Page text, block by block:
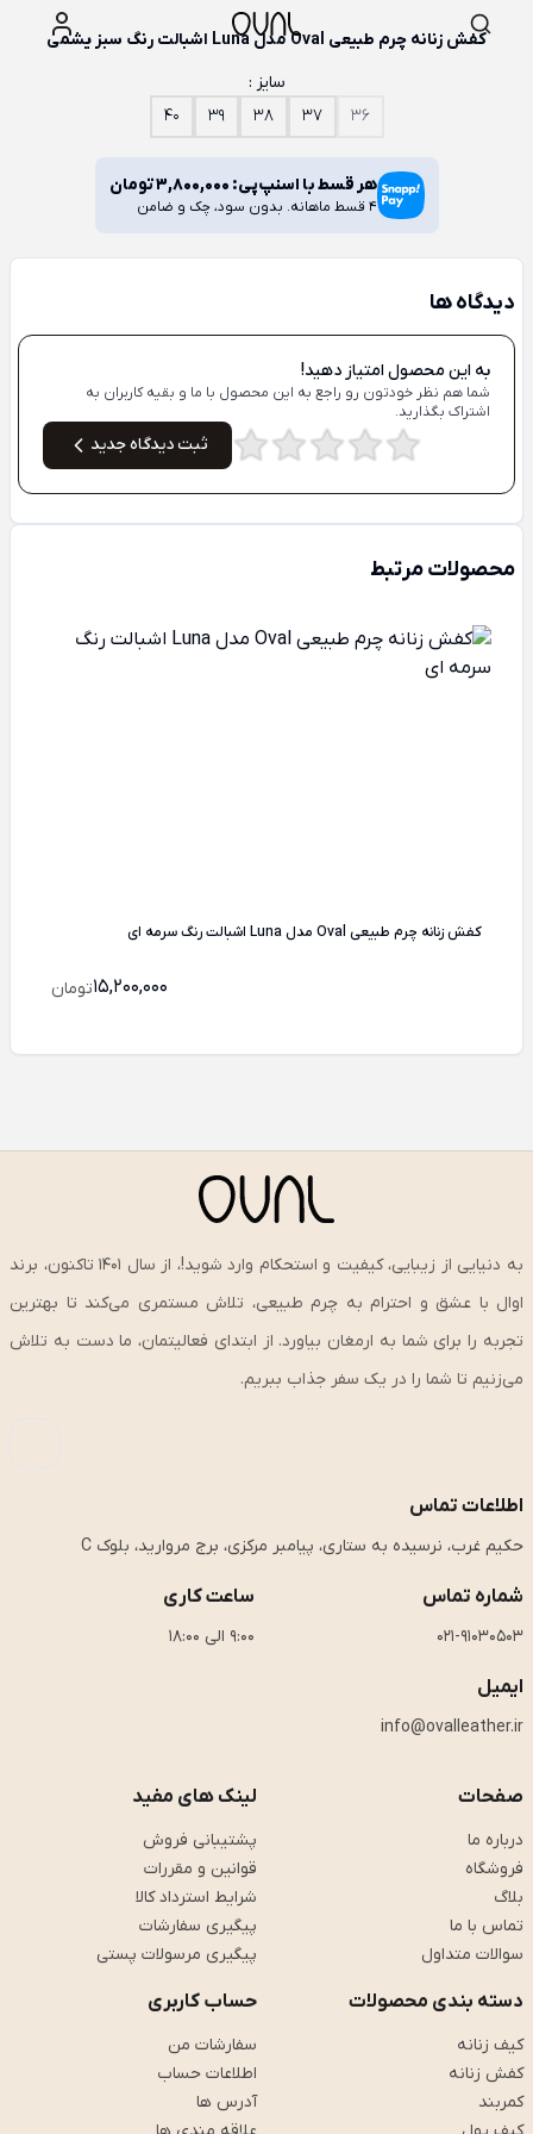
کفش زنانه چرم طبیعی Oval مدل Luna اشبالت رنگ سبز یشمی
سایز :
36
37
38
39
40
هر قسط با اسنپ‌پی: 3,800,000تومان
4 قسط ماهانه. بدون سود، چک و ضامن
دیدگاه ها
به این محصول امتیاز دهید!
شما هم نظر خودتون رو راجع به این محصول با ما و بقیه کاربران به
اشتراک بگذارید.
ثبت دیدگاه جدید
محصولات مرتبط
کفش زنانه چرم طبیعی Oval مدل Luna اشبالت رنگ سرمه ای
15,200,000تومان
به دنیایی از زیبایی، کیفیت و استحکام وارد شوید!، از سال ۱۴۰۱ تاکنون، برند
اوال با عشق و احترام به چرم طبیعی، تلاش مستمری می‌کند تا بهترین
تجربه را برای شما به ارمغان بیاورد. از ابتدای فعالیتمان، ما دست به تلاش
می‌زنیم تا شما را در یک سفر جذاب ببریم.
اطلاعات تماس
حکیم غرب، نرسیده به ستاری، پیامبر مرکزی، برج مروارید، بلوک C
شماره تماس
021-91030503
ساعت کاری
9:00 الی 18:00
ایمیل
info@ovalleather.ir
صفحات
درباره ما
فروشگاه
بلاگ
تماس با ما
سوالات متداول
لینک های مفید
پشتیبانی فروش
قوانین و مقررات
شرایط استرداد کالا
پیگیری سفارشات
پیگیری مرسولات پستی
دسته بندی محصولات
کیف زنانه
کفش زنانه
کمربند
حساب کاربری
سفارشات من
اطلاعات حساب
آدرس ها